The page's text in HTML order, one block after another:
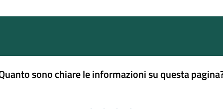
sono chiare le informazioni su questa